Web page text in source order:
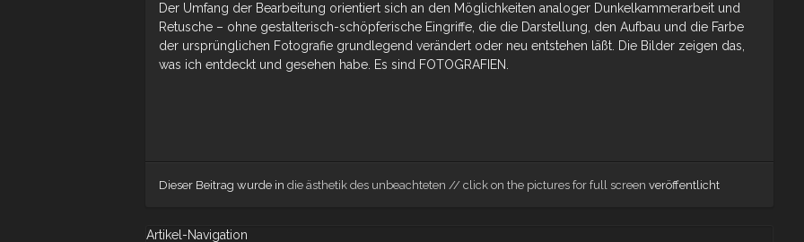
Der Umfang der Bearbeitung orientiert sich an den Möglichkeiten analoger Dunkelkammerarbeit und
Retusche – ohne gestalterisch-schöpferische Eingriffe, die die Darstellung, den Aufbau und die Farbe
der ursprünglichen Fotografie grundlegend verändert oder neu entstehen läßt. Die Bilder zeigen das,
was ich entdeckt und gesehen habe. Es sind FOTOGRAFIEN.
Dieser Beitrag wurde in die ästhetik des unbeachteten // click on the pictures for full screen veröffentlicht
Artikel-Navigation